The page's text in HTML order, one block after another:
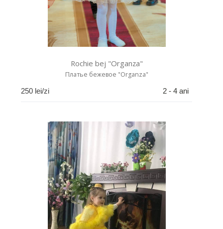
Rochie bej "Organza"
Платье бежевое "Organza"
250 lei/zi 2 - 4 ani